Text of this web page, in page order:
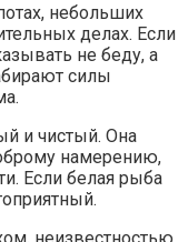
небольших
делах. Если
не беду, а
силы
и чистый. Она
намерению,
Если белая рыба
неизвестностью